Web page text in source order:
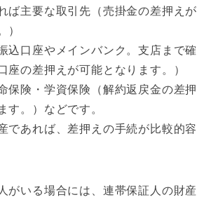
ば主要な取引先（売掛金の差押えが
）
込口座やメインバンク。支店まで確
座の差押えが可能となります。）
保険・学資保険（解約返戻金の差押
す。）などです。
であれば、差押えの手続が比較的容
がいる場合には、連帯保証人の財産